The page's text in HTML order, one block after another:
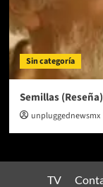
Sin categoría
Semillas (Reseña)
unpluggednewsmx
TV